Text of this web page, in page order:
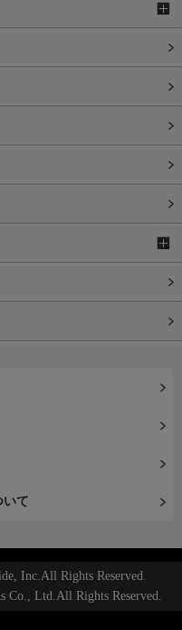
いて
Inc.All Rights Reserved.
Co., Ltd.All Rights Reserved.